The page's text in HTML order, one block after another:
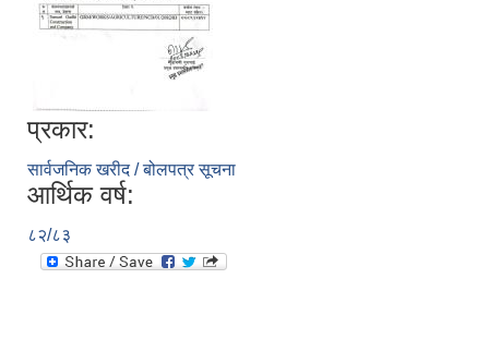
प्रकार:
सार्वजनिक खरीद / बोलपत्र सूचना
आर्थिक वर्ष:
८२/८३